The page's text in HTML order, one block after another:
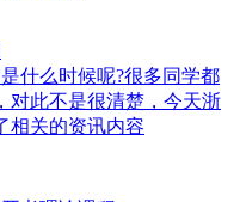
什么时候呢?很多同学都
对此不是很清楚，今天浙
相关的资讯内容